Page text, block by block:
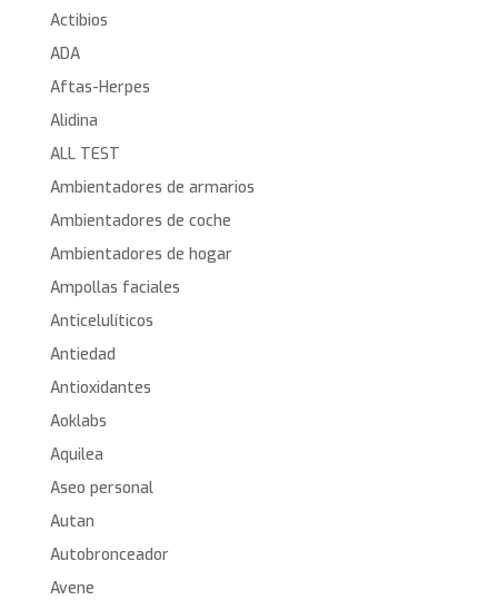
Actibios
ADA
Aftas-Herpes
Alidina
ALL TEST
Ambientadores de armarios
Ambientadores de coche
Ambientadores de hogar
Ampollas faciales
Anticelulíticos
Antiedad
Antioxidantes
Aoklabs
Aquilea
Aseo personal
Autan
Autobronceador
Avene